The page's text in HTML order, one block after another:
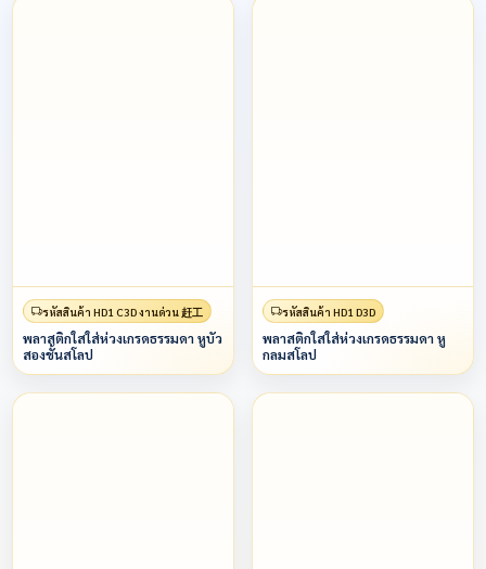
รหัสสินค้า HD1 C3D งานด่วน 赶工
พลาสติกใสใส่ห่วงเกรดธรรมดา หูบัว
สองชั้นสโลป
รหัสสินค้า HD1 D3D
พลาสติกใสใส่ห่วงเกรดธรรมดา หู
กลมสโลป